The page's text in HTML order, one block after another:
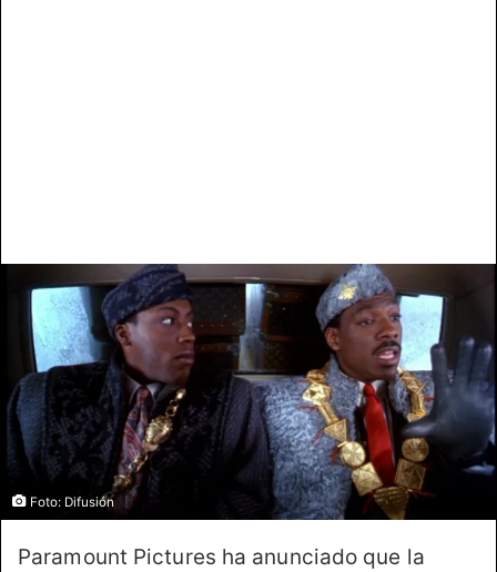
Foto: Difusión
Paramount Pictures ha anunciado que la